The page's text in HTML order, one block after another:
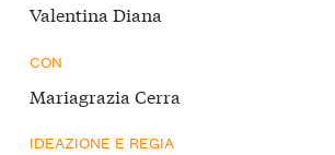
Valentina Diana
CON
Mariagrazia Cerra
IDEAZIONE E REGIA